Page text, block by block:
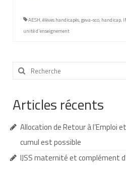
Dossier MDPH
Demande d’allocations
Demande d’orientation
Demande d’AVS
Autres aides financières
AESH,élèves handicapés,geva-sco, handicap,
unité d'enseignement
Rechercher
:
Articles récents
Allocation de Retour à l’Emploi
cumul est possible
IJSS maternité et complément